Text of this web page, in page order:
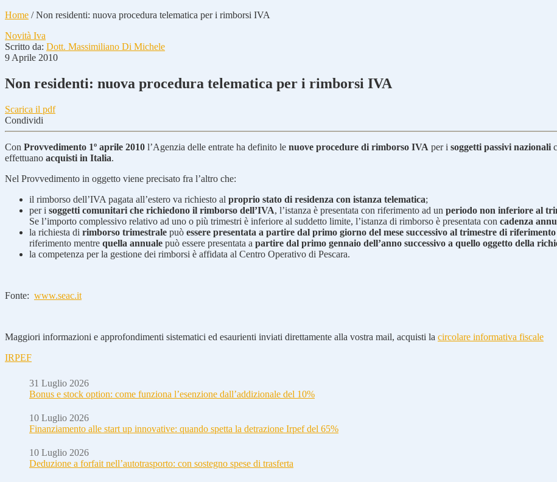
Home /Non residenti: nuova procedura telematica per i rimborsi IVA
Novità Iva
Scritto da: Dott. Massimiliano Di Michele
9 Aprile 2010
Non residenti: nuova procedura telematica per i rimborsi IVA
Scarica il pdf
Condividi
Con Provvedimento 1º aprile 2010 l’Agenzia delle entrate ha definito le nuove procedure di rimborso IVA per i soggetti passivi nazionali
effettuano acquisti in Italia.
Nel Provvedimento in oggetto viene precisato fra l’altro che:
il rimborso dell’IVA pagata all’estero va richiesto al proprio stato di residenza con istanza telematica;
per i soggetti comunitari che richiedono il rimborso dell’IVA, l’istanza è presentata con riferimento ad un periodo non inferiore al
Se l’importo complessivo relativo ad uno o più trimestri è inferiore al suddetto limite, l’istanza di rimborso è presentata con cadenza
la richiesta di rimborso trimestrale può essere presentata a partire dal primo giorno del mese successivo al trimestre di
riferimento mentre quella annuale può essere presentata a partire dal primo gennaio dell’anno successivo a quello oggetto della
la competenza per la gestione dei rimborsi è affidata al Centro Operativo di Pescara.
Fonte: www.seac.it
Maggiori informazioni e approfondimenti sistematici ed esaurienti inviati direttamente alla vostra mail, acquisti la circolare informativa fiscale
IRPEF
31 Luglio 2026
Bonus e stock option: come funziona l’esenzione dall’addizionale del 10%
10 Luglio 2026
Finanziamento alle start up innovative: quando spetta la detrazione Irpef del 65%
10 Luglio 2026
Deduzione a forfait nell’autotrasporto: con sostegno spese di trasferta